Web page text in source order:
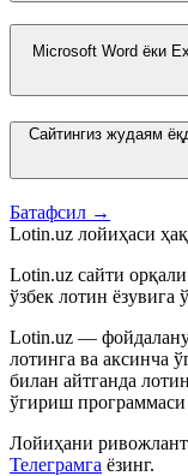
Microsoft Word ёки
Сайтингиз жудаям
Батафсил →
Lotin.uz лойиҳаси
Lotin.uz сайти
ўзбек лотин
Lotin.uz —
лотинга ва аксинча
билан айтганда
ўгириш программаси
Лойиҳани
Телеграмга ёзинг.